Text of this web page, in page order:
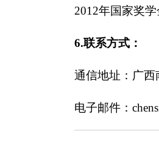
2012年国家奖学
6.联系方式：
通信地址：广西
电子邮件：